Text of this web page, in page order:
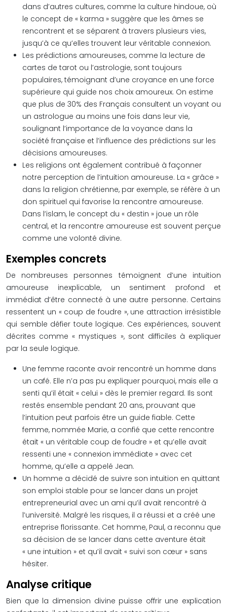
dans d’autres cultures, comme la culture hindoue, où
le concept de « karma » suggère que les âmes se
rencontrent et se séparent à travers plusieurs vies,
jusqu’à ce qu’elles trouvent leur véritable connexion.
Les prédictions amoureuses, comme la lecture de
cartes de tarot ou l’astrologie, sont toujours
populaires, témoignant d’une croyance en une force
supérieure qui guide nos choix amoureux. On estime
que plus de 30% des Français consultent un voyant ou
un astrologue au moins une fois dans leur vie,
soulignant l’importance de la voyance dans la
société française et l’influence des prédictions sur les
décisions amoureuses.
Les religions ont également contribué à façonner
notre perception de l’intuition amoureuse. La « grâce »
dans la religion chrétienne, par exemple, se réfère à un
don spirituel qui favorise la rencontre amoureuse.
Dans l’islam, le concept du « destin » joue un rôle
central, et la rencontre amoureuse est souvent perçue
comme une volonté divine.
Exemples concrets
De nombreuses personnes témoignent d’une intuition
amoureuse inexplicable, un sentiment profond et
immédiat d’être connecté à une autre personne. Certains
ressentent un « coup de foudre », une attraction irrésistible
qui semble défier toute logique. Ces expériences, souvent
décrites comme « mystiques », sont difficiles à expliquer
par la seule logique.
Une femme raconte avoir rencontré un homme dans
un café. Elle n’a pas pu expliquer pourquoi, mais elle a
senti qu’il était « celui » dès le premier regard. Ils sont
restés ensemble pendant 20 ans, prouvant que
l’intuition peut parfois être un guide fiable. Cette
femme, nommée Marie, a confié que cette rencontre
était « un véritable coup de foudre » et qu’elle avait
ressenti une « connexion immédiate » avec cet
homme, qu’elle a appelé Jean.
Un homme a décidé de suivre son intuition en quittant
son emploi stable pour se lancer dans un projet
entrepreneurial avec un ami qu’il avait rencontré à
l’université. Malgré les risques, il a réussi et a créé une
entreprise florissante. Cet homme, Paul, a reconnu que
sa décision de se lancer dans cette aventure était
« une intuition » et qu’il avait « suivi son cœur » sans
hésiter.
Analyse critique
Bien que la dimension divine puisse offrir une explication